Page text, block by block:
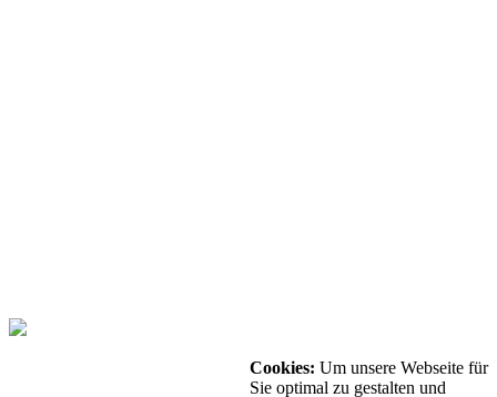
Cookies: Um unsere Webseite für
Sie optimal zu gestalten und